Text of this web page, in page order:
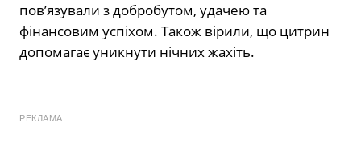
пов’язували з добробутом, удачею та
фінансовим успіхом. Також вірили, що цитрин
допомагає уникнути нічних жахіть.
РЕКЛАМА